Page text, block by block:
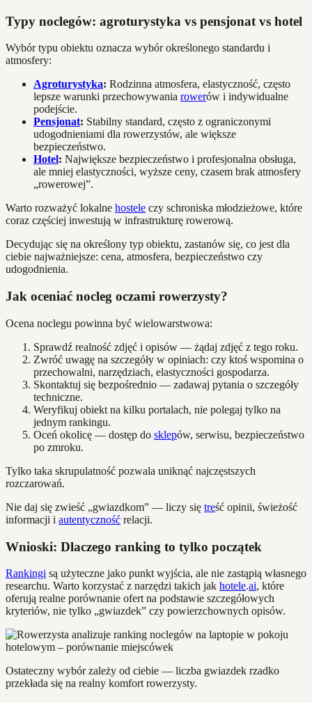
Typy noclegów: agroturystyka vs pensjonat vs hotel
Wybór typu obiektu oznacza wybór określonego standardu i
atmosfery:
Agroturystyka: Rodzinna atmosfera, elastyczność, często
lepsze warunki przechowywania rowerów i indywidualne
podejście.
Pensjonat: Stabilny standard, często z ograniczonymi
udogodnieniami dla rowerzystów, ale większe
bezpieczeństwo.
Hotel: Największe bezpieczeństwo i profesjonalna obsługa,
ale mniej elastyczności, wyższe ceny, czasem brak atmosfery
„rowerowej”.
Warto rozważyć lokalne hostele czy schroniska młodzieżowe, które
coraz częściej inwestują w infrastrukturę rowerową.
Decydując się na określony typ obiektu, zastanów się, co jest dla
ciebie najważniejsze: cena, atmosfera, bezpieczeństwo czy
udogodnienia.
Jak oceniać nocleg oczami rowerzysty?
Ocena noclegu powinna być wielowarstwowa:
Sprawdź realność zdjęć i opisów — żądaj zdjęć z tego roku.
Zwróć uwagę na szczegóły w opiniach: czy ktoś wspomina o
przechowalni, narzędziach, elastyczności gospodarza.
Skontaktuj się bezpośrednio — zadawaj pytania o szczegóły
techniczne.
Weryfikuj obiekt na kilku portalach, nie polegaj tylko na
jednym rankingu.
Oceń okolicę — dostęp do sklepów, serwisu, bezpieczeństwo
po zmroku.
Tylko taka skrupulatność pozwala uniknąć najczęstszych
rozczarowań.
Nie daj się zwieść „gwiazdkom” — liczy się treść opinii, świeżość
informacji i autentyczność relacji.
Wnioski: Dlaczego ranking to tylko początek
Rankingi są użyteczne jako punkt wyjścia, ale nie zastąpią własnego
researchu. Warto korzystać z narzędzi takich jak hotele.ai, które
oferują realne porównanie ofert na podstawie szczegółowych
kryteriów, nie tylko „gwiazdek” czy powierzchownych opisów.
Ostateczny wybór zależy od ciebie — liczba gwiazdek rzadko
przekłada się na realny komfort rowerzysty.